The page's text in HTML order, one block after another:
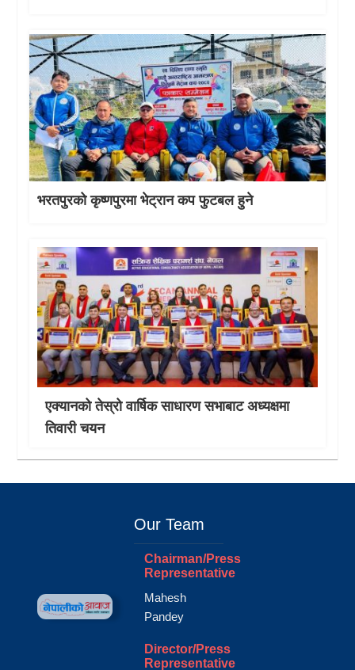
भरतपुरको कृष्णपुरमा भेट्रान कप फुटबल हुने
एक्यानको तेस्रो वार्षिक साधारण सभाबाट अध्यक्षमा
तिवारी चयन
Our Team
Chairman/Press
Representative
Mahesh
Pandey
Director/Press
Representative